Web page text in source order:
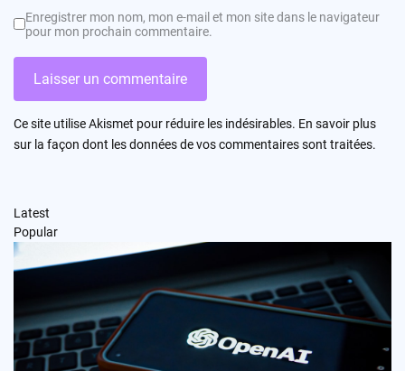
Enregistrer mon nom, mon e-mail et mon site dans le navigateur
pour mon prochain commentaire.
Ce site utilise Akismet pour réduire les indésirables. En savoir plus
sur la façon dont les données de vos commentaires sont traitées.
Latest
Popular